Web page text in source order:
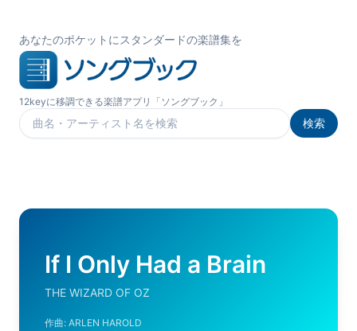
あなたのポケットにスタンダードの楽譜集を
12keyに移調できる楽譜アプリ「ソングブック」
楽曲を検索
検索
If I Only Had a Brain
THE WIZARD OF OZ
作曲: ARLEN HAROLD